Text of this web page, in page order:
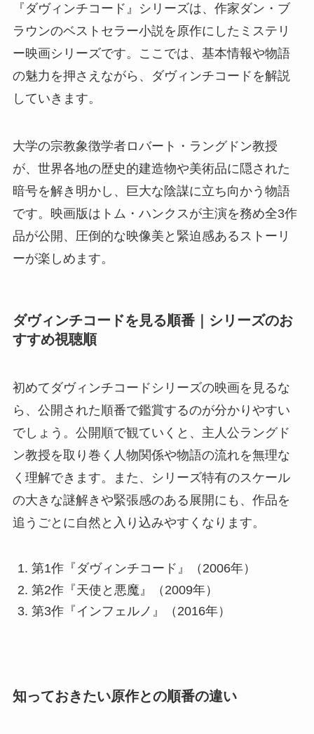
『ダヴィンチコード』シリーズは、作家ダン・ブ
ラウンのベストセラー小説を原作にしたミステリ
ー映画シリーズです。ここでは、基本情報や物語
の魅力を押さえながら、ダヴィンチコードを解説
していきます。
大学の宗教象徴学者ロバート・ラングドン教授
が、世界各地の歴史的建造物や美術品に隠された
暗号を解き明かし、巨大な陰謀に立ち向かう物語
です。映画版はトム・ハンクスが主演を務め全3作
品が公開、圧倒的な映像美と緊迫感あるストーリ
ーが楽しめます。
ダヴィンチコードを見る順番｜シリーズのお
すすめ視聴順
初めてダヴィンチコードシリーズの映画を見るな
ら、公開された順番で鑑賞するのが分かりやすい
でしょう。公開順で観ていくと、主人公ラングド
ン教授を取り巻く人物関係や物語の流れを無理な
く理解できます。また、シリーズ特有のスケール
の大きな謎解きや緊張感のある展開にも、作品を
追うごとに自然と入り込みやすくなります。
第1作『ダヴィンチコード』（2006年）
第2作『天使と悪魔』（2009年）
第3作『インフェルノ』（2016年）
知っておきたい原作との順番の違い